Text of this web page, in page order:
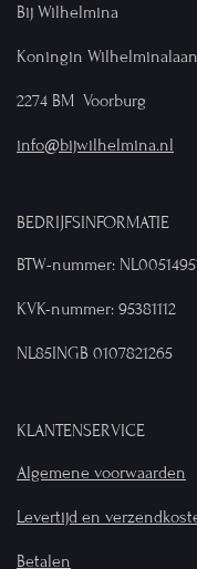
Bij Wilhelmina
Koningin
2274 BM Voorburg
info@bijwilhelmina.nl
BEDRIJFSINFORMATIE
BTW-nummer:
KVK-nummer: 95381112
NL85INGB 0107821265
KLANTENSERVICE
Algemene voorwaarden
Levertijd en
Betalen